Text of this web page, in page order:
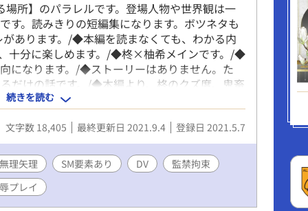
所】のパラレルです。登場人物や世界観は一
す。読みきりの短編集になります。ボツネタも
あります。/◆本編を読まなくても、わかる内
十分に楽しめます。/◆柊×柚希メインです。/◆
になります。/◆ストーリーはありません。た
だけの話です。/◆本編より、柊のクズ度、鬼畜
ます。無いものにはタイトルへ表記します。/
】●内海柚希(うつみ ゆずき)《受》中学3
が薄く色白。地毛と瞳は栗色/金髪(ミルクティ
のマイルドヤンキー。陰キャでぼっちな、弱
た目とエロい雰囲気でビッチに見られる。変態
白だけど体は敏感。/●樋浦柊(ひうら しゅう)
ョ/クール系の美形/茶髪(アッシュ系)、ピア
水は甘め/◎鬼畜ドSの俺様。半グレ集団、SHG
続きを読む
文字数 18,405 最終更新日 2021.9.4 登録日 2021.5.7
無理矢理 SM要素あり DV
監禁拘束
プレイ